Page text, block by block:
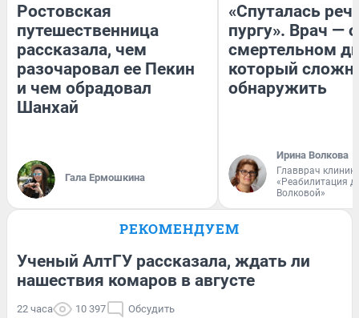
Ростовская
путешественница
рассказала, чем
разочаровал ее Пекин
и чем обрадовал
Шанхай
Гала Ермошкина
«Спуталась
пургу». Врач — о
смертельном
который
обнаружить
Ирина Волкова
Главврач
«Реабилитация
Волковой»
РЕКОМЕНДУЕМ
Ученый АлтГУ рассказала, ждать ли
нашествия комаров в августе
22 часа 10 397 Обсудить